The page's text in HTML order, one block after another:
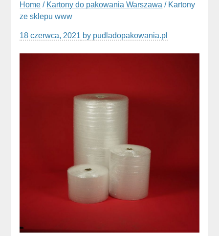
Home / Kartony do pakowania Warszawa / Kartony
ze sklepu www
18 czerwca, 2021 by pudladopakowania.pl